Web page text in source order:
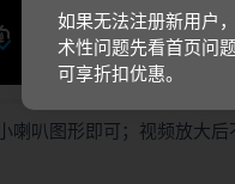
叭图形即可；视频放大
如果无法注册新用户
术性问题先看首页问
可享折扣优惠。